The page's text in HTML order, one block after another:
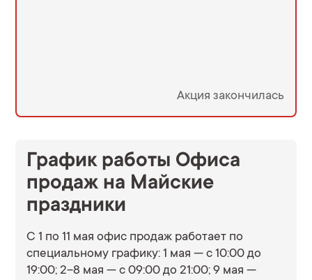
Акция закончилась
График работы Офиса
продаж на Майские
праздники
С 1 по 11 мая офис продаж работает по
специальному графику: 1 мая — с 10:00 до
19:00; 2–8 мая — с 09:00 до 21:00; 9 мая —